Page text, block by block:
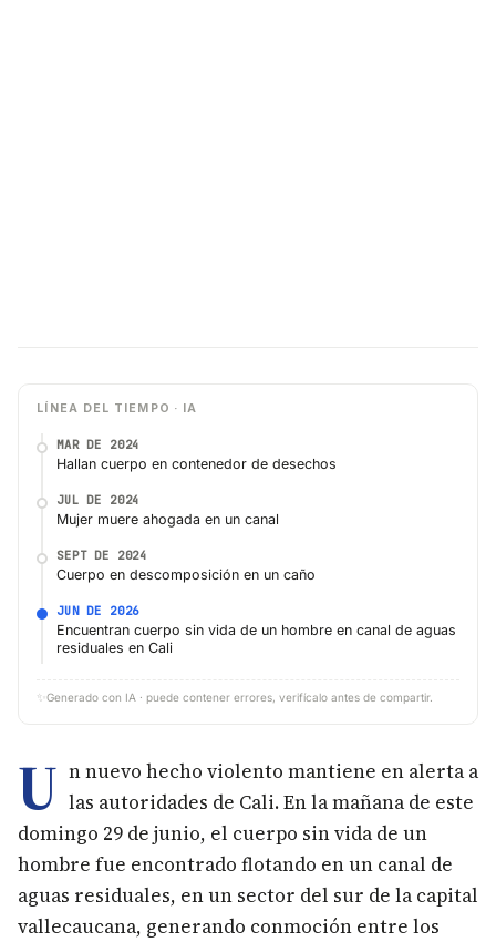
LÍNEA DEL TIEMPO · IA
MAR DE 2024
Hallan cuerpo en contenedor de desechos
JUL DE 2024
Mujer muere ahogada en un canal
SEPT DE 2024
Cuerpo en descomposición en un caño
JUN DE 2026
Encuentran cuerpo sin vida de un hombre en canal de aguas
residuales en Cali
✨ Generado con IA · puede contener errores, verifícalo antes de compartir.
U n nuevo hecho violento mantiene en alerta a
las autoridades de Cali. En la mañana de este
domingo 29 de junio, el cuerpo sin vida de un
hombre fue encontrado flotando en un canal de
aguas residuales, en un sector del sur de la capital
vallecaucana, generando conmoción entre los